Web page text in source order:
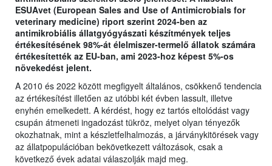
ESUAvet (European Sales and Use of Antimicrobials for
veterinary medicine) riport szerint 2024-ben az
antimikrobiális állatgyógyászati készítmények teljes
értékesítésének 98%-át élelmiszer-termelő állatok számára
értékesítették az EU-ban, ami 2023-hoz képest 5%-os
növekedést jelent.
A 2010 és 2022 között megfigyelt általános, csökkenő tendencia
az értékesítést illetően az utóbbi két évben lassult, illetve
enyhén emelkedett. A kérdést, hogy ez tartós eltolódást vagy
csupán átmeneti ingadozást tükröz, melyet olyan tényezők
okozhatnak, mint a készletfelhalmozás, a járványkitörések vagy
az állatpopulációban bekövetkezett változások, csak a
következő évek adatai válaszolják majd meg.